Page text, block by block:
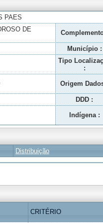
PAES
DE
Município :
Tipo
:
Origem
DDD :
Indígena :
Distribuição
CRITÉRIO